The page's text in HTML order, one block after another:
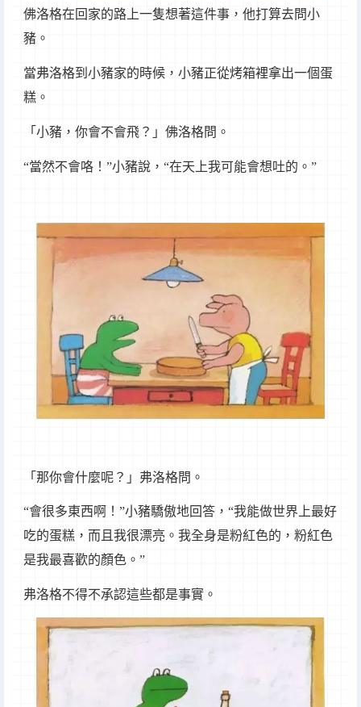
佛洛格在回家的路上一隻想著這件事，他打算去問小
豬。
當弗洛格到小豬家的時候，小豬正從烤箱裡拿出一個蛋
糕。
「小豬，你會不會飛？」佛洛格問。
“當然不會咯！”小豬說，“在天上我可能會想吐的。”
「那你會什麼呢？」弗洛格問。
“會很多東西啊！”小豬驕傲地回答，“我能做世界上最好
吃的蛋糕，而且我很漂亮。我全身是粉紅色的，粉紅色
是我最喜歡的顏色。”
弗洛格不得不承認這些都是事實。